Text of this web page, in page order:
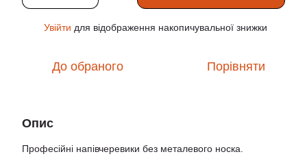
Увійти для відображення накопичувальної знижки
До обраного Порівняти
Опис
Професійні напівчеревики без металевого носка.